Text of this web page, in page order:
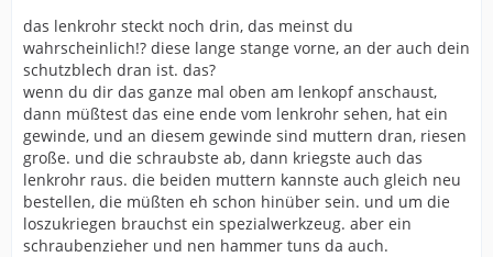
das lenkrohr steckt noch drin, das meinst du
wahrscheinlich!? diese lange stange vorne, an der auch dein
schutzblech dran ist. das?
wenn du dir das ganze mal oben am lenkopf anschaust,
dann müßtest das eine ende vom lenkrohr sehen, hat ein
gewinde, und an diesem gewinde sind muttern dran, riesen
große. und die schraubste ab, dann kriegste auch das
lenkrohr raus. die beiden muttern kannste auch gleich neu
bestellen, die müßten eh schon hinüber sein. und um die
loszukriegen brauchst ein spezialwerkzeug. aber ein
schraubenzieher und nen hammer tuns da auch.